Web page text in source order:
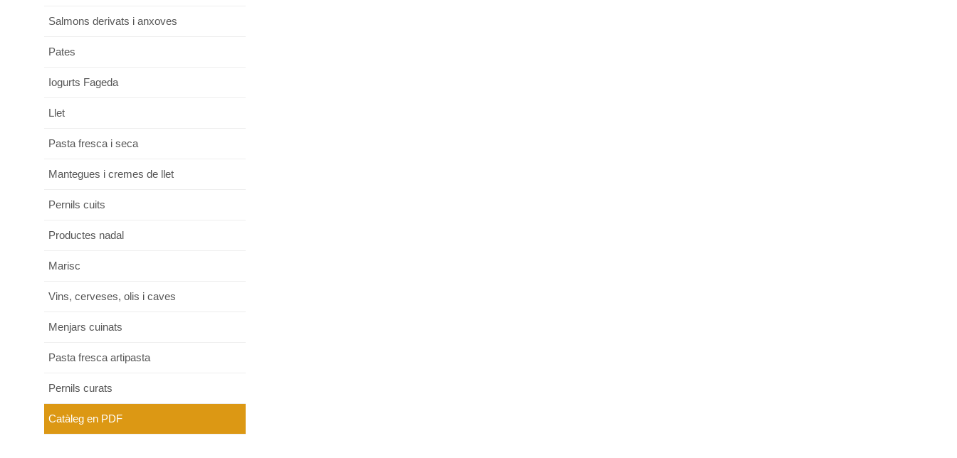
Salmons derivats i anxoves
Pates
Iogurts Fageda
Llet
Pasta fresca i seca
Mantegues i cremes de llet
Pernils cuits
Productes nadal
Marisc
Vins, cerveses, olis i caves
Menjars cuinats
Pasta fresca artipasta
Pernils curats
Catàleg en PDF